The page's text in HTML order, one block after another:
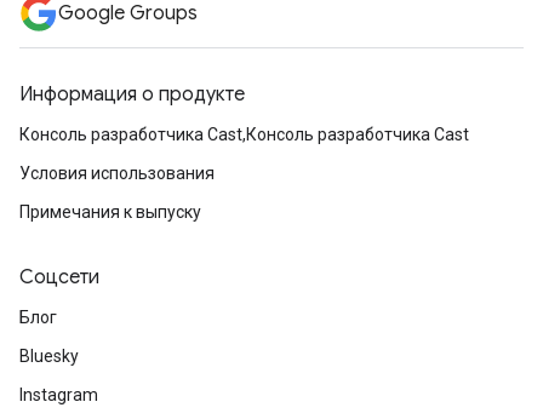
Google Groups
Информация о продукте
Консоль разработчика Cast,Консоль разработчика Cast
Условия использования
Примечания к выпуску
Соцсети
Блог
Bluesky
Instagram